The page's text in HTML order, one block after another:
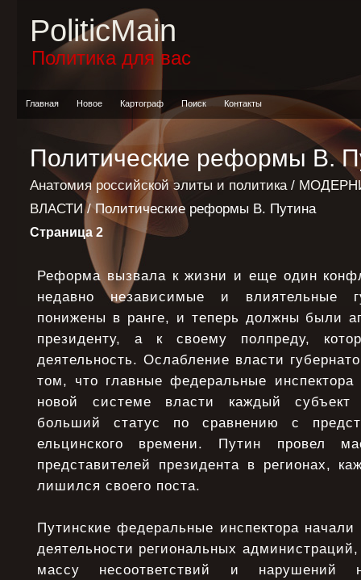
PoliticMain
Политика для вас
Главная Новое Картограф Поиск Контакты
Политические реформы В.
Анатомия российской элиты и политика/
ВЛАСТИ/ Политические реформы В. Путина
Страница 2
Реформа вызвала к жизни и еще один
недавно независимые и влиятельные
понижены в ранге, и теперь должны были
президенту, а к своему полпреду,
деятельность. Ослабление власти
том, что главные федеральные
новой системе власти каждый субъект
больший статус по сравнению с
ельцинского времени. Путин провел
представителей президента в регионах,
лишился своего поста.
Путинские федеральные инспектора начали
деятельности региональных
массу несоответствий и